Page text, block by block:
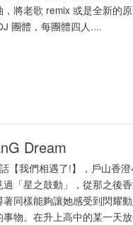
，將老歌 remix 或是全新的
團體，每團體四人....
Dream
【我們相遇了!】，戶山香
過「星之鼓動」，從那之後
著同樣能夠讓她感受到閃耀
事物。在升上高中的某一天